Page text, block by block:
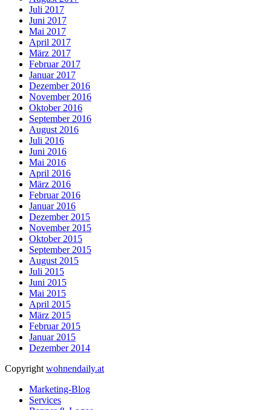
Juli 2017
Juni 2017
Mai 2017
April 2017
März 2017
Februar 2017
Januar 2017
Dezember 2016
November 2016
Oktober 2016
September 2016
August 2016
Juli 2016
Juni 2016
Mai 2016
April 2016
März 2016
Februar 2016
Januar 2016
Dezember 2015
November 2015
Oktober 2015
September 2015
August 2015
Juli 2015
Juni 2015
Mai 2015
April 2015
März 2015
Februar 2015
Januar 2015
Dezember 2014
Copyright wohnendaily.at
Marketing-Blog
Services